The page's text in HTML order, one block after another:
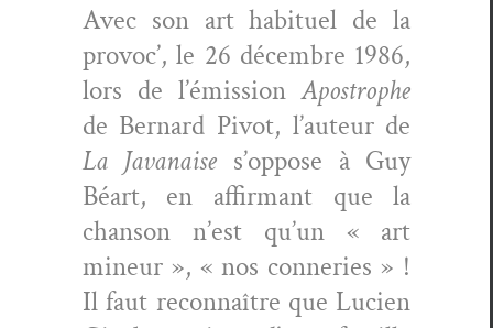
Avec son art habituel de la
provoc’, le 26 décem­bre 1986,
lors de l’émissionApos­tro­phe
de Bernard Piv­ot, l’auteur de
La Javanaise s’oppose à Guy
Béart, en affir­mant que la
chan­son n’est qu’un « art
mineur », « nos con­ner­ies » !
Il faut recon­naître que Lucien